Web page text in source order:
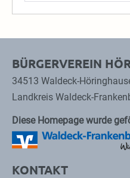
BÜRGERVEREIN
34513 Waldeck-
Landkreis Waldeck-
Diese Homepage wurde
KONTAKT